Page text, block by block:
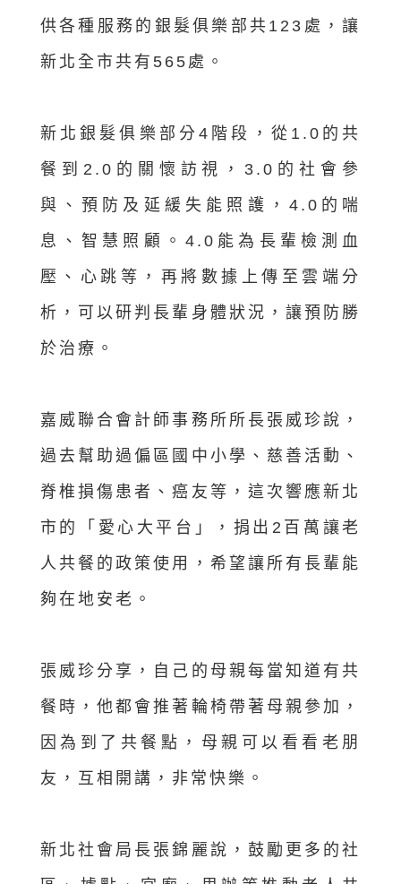
供各種服務的銀髮俱樂部共123處，讓
新北全市共有565處。
新北銀髮俱樂部分4階段，從1.0的共
餐到2.0的關懷訪視，3.0的社會參
與、預防及延緩失能照護，4.0的喘
息、智慧照顧。4.0能為長輩檢測血
壓、心跳等，再將數據上傳至雲端分
析，可以研判長輩身體狀況，讓預防勝
於治療。
嘉威聯合會計師事務所所長張威珍說，
過去幫助過偏區國中小學、慈善活動、
脊椎損傷患者、癌友等，這次響應新北
市的「愛心大平台」，捐出2百萬讓老
人共餐的政策使用，希望讓所有長輩能
夠在地安老。
張威珍分享，自己的母親每當知道有共
餐時，他都會推著輪椅帶著母親參加，
因為到了共餐點，母親可以看看老朋
友，互相開講，非常快樂。
新北社會局長張錦麗說，鼓勵更多的社